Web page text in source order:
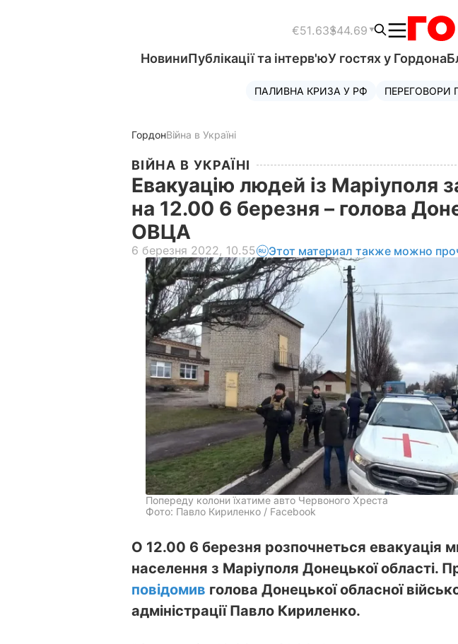
€51.63$44.69
НовиниПублікації та інтерв'юУ гостях у Гордона
ПАЛИВНА КРИЗА У РФ ПЕРЕГОВОРИ
ГордонВійна в Україні
ВІЙНА В УКРАЇНІ
Евакуацію людей із Маріуполя
на 12.00 6 березня – голова
ОВЦА
6 березня 2022, 10.55 Этот материал также можно
Попереду колони їхатиме авто Червоного Хреста
Фото: Павло Кириленко / Facebook
О 12.00 6 березня розпочнеться евакуація
населення з Маріуполя Донецької області.
повідомив голова Донецької обласної
адміністрації Павло Кириленко.